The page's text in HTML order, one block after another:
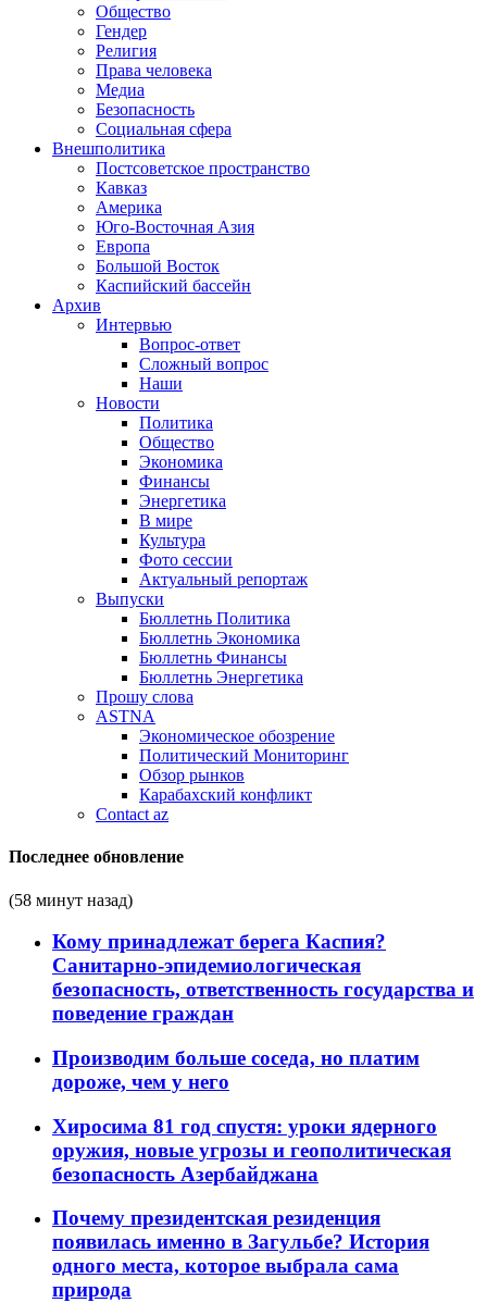
Общество
Гендер
Религия
Права человека
Медиа
Безопасность
Социальная сфера
Внешполитика
Постсоветское пространство
Кавказ
Америка
Юго-Восточная Азия
Европа
Большой Восток
Каспийский бассейн
Архив
Интервью
Вопрос-ответ
Сложный вопрос
Наши
Новости
Политика
Общество
Экономика
Финансы
Энергетика
В мире
Культура
Фото сессии
Актуальный репортаж
Выпуски
Бюллетнь Политика
Бюллетнь Экономика
Бюллетнь Финансы
Бюллетнь Энергетика
Прошу слова
ASTNA
Экономическое обозрение
Политический Мониторинг
Обзор рынков
Карабахский конфликт
Contact az
Последнее обновление
(58 минут назад)
Кому принадлежат берега Каспия?
Санитарно-эпидемиологическая
безопасность, ответственность государства и
поведение граждан
Производим больше соседа, но платим
дороже, чем у него
Хиросима 81 год спустя: уроки ядерного
оружия, новые угрозы и геополитическая
безопасность Азербайджана
Почему президентская резиденция
появилась именно в Загульбе? История
одного места, которое выбрала сама
природа